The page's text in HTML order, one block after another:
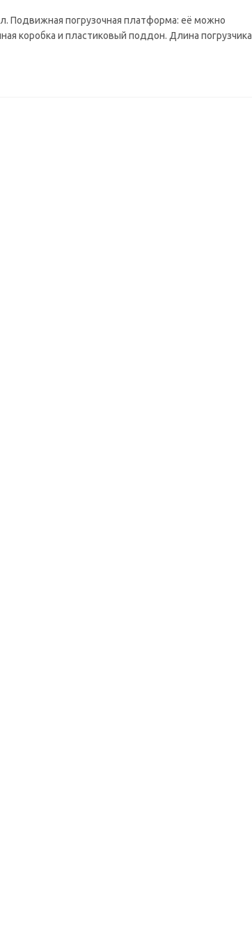
Подвижная погрузочная платформа: её можно
коробка и пластиковый поддон. Длина погрузчика